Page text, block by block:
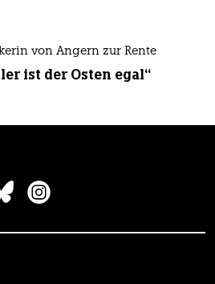
von Angern zur Rente
ist der Osten egal“